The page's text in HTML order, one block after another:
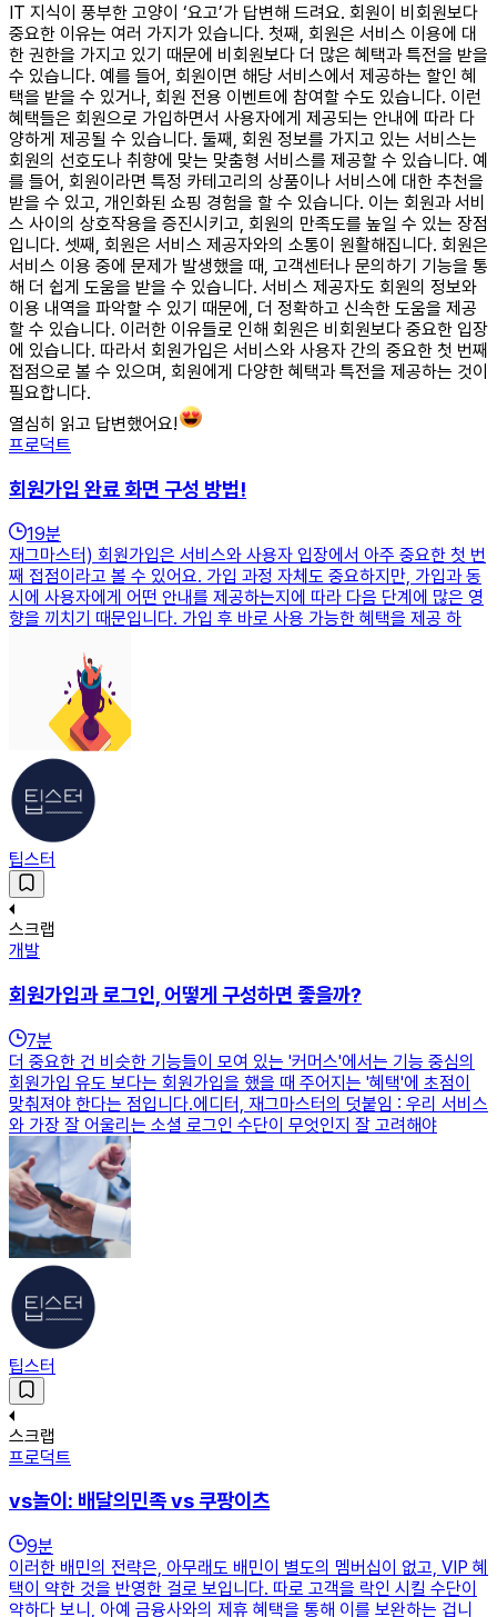
IT 지식이 풍부한 고양이 ‘요고’가 답변해 드려요. 회원이 비회원보다
중요한 이유는 여러 가지가 있습니다. 첫째, 회원은 서비스 이용에 대
한 권한을 가지고 있기 때문에 비회원보다 더 많은 혜택과 특전을 받을
수 있습니다. 예를 들어, 회원이면 해당 서비스에서 제공하는 할인 혜
택을 받을 수 있거나, 회원 전용 이벤트에 참여할 수도 있습니다. 이런
혜택들은 회원으로 가입하면서 사용자에게 제공되는 안내에 따라 다
양하게 제공될 수 있습니다. 둘째, 회원 정보를 가지고 있는 서비스는
회원의 선호도나 취향에 맞는 맞춤형 서비스를 제공할 수 있습니다. 예
를 들어, 회원이라면 특정 카테고리의 상품이나 서비스에 대한 추천을
받을 수 있고, 개인화된 쇼핑 경험을 할 수 있습니다. 이는 회원과 서비
스 사이의 상호작용을 증진시키고, 회원의 만족도를 높일 수 있는 장점
입니다. 셋째, 회원은 서비스 제공자와의 소통이 원활해집니다. 회원은
서비스 이용 중에 문제가 발생했을 때, 고객센터나 문의하기 기능을 통
해 더 쉽게 도움을 받을 수 있습니다. 서비스 제공자도 회원의 정보와
이용 내역을 파악할 수 있기 때문에, 더 정확하고 신속한 도움을 제공
할 수 있습니다. 이러한 이유들로 인해 회원은 비회원보다 중요한 입장
에 있습니다. 따라서 회원가입은 서비스와 사용자 간의 중요한 첫 번째
접점으로 볼 수 있으며, 회원에게 다양한 혜택과 특전을 제공하는 것이
필요합니다.
열심히 읽고 답변했어요!
프로덕트
회원가입 완료 화면 구성 방법!
19분
재그마스터) 회원가입은 서비스와 사용자 입장에서 아주 중요한 첫 번
째 접점이라고 볼 수 있어요. 가입 과정 자체도 중요하지만, 가입과 동
시에 사용자에게 어떤 안내를 제공하는지에 따라 다음 단계에 많은 영
향을 끼치기 때문입니다. 가입 후 바로 사용 가능한 혜택을 제공 하
팁스터
스크랩
개발
회원가입과 로그인, 어떻게 구성하면 좋을까?
7분
더 중요한 건 비슷한 기능들이 모여 있는 '커머스'에서는 기능 중심의
회원가입 유도 보다는 회원가입을 했을 때 주어지는 '혜택'에 초점이
맞춰져야 한다는 점입니다.에디터, 재그마스터의 덧붙임 : 우리 서비스
와 가장 잘 어울리는 소셜 로그인 수단이 무엇인지 잘 고려해야
팁스터
스크랩
프로덕트
vs놀이: 배달의민족 vs 쿠팡이츠
9분
이러한 배민의 전략은, 아무래도 배민이 별도의 멤버십이 없고, VIP 혜
택이 약한 것을 반영한 걸로 보입니다. 따로 고객을 락인 시킬 수단이
약하다 보니, 아예 금융사와의 제휴 혜택을 통해 이를 보완하는 겁니